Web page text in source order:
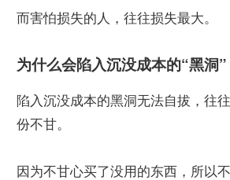
而害怕损失的人，往往损失最大。
为什么会陷入沉没成本的“黑洞”
陷入沉没成本的黑洞无法自拔，往
份不甘。
因为不甘心买了没用的东西，所以